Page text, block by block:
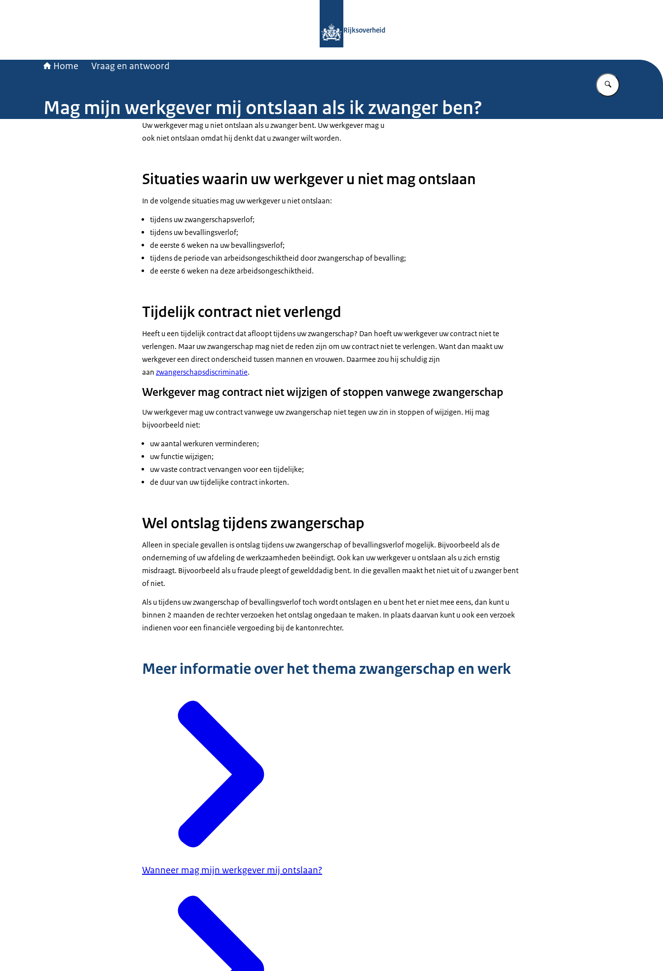
Rijksoverheid
Home Vraag en antwoord
Vul in wat u
Mag mijn werkgever mij ontslaan als ik zwanger ben?
Uw werkgever mag u niet ontslaan als u zwanger bent. Uw werkgever mag u
ook niet ontslaan omdat hij denkt dat u zwanger wilt worden.
Situaties waarin uw werkgever u niet mag ontslaan
In de volgende situaties mag uw werkgever u niet ontslaan:
tijdens uw zwangerschapsverlof;
tijdens uw bevallingsverlof;
de eerste 6 weken na uw bevallingsverlof;
tijdens de periode van arbeidsongeschiktheid door zwangerschap of bevalling;
de eerste 6 weken na deze arbeidsongeschiktheid.
Tijdelijk contract niet verlengd
Heeft u een tijdelijk contract dat afloopt tijdens uw zwangerschap? Dan hoeft uw werkgever uw contract niet te
verlengen. Maar uw zwangerschap mag niet de reden zijn om uw contract niet te verlengen. Want dan maakt uw
werkgever een direct onderscheid tussen mannen en vrouwen. Daarmee zou hij schuldig zijn
aan zwangerschapsdiscriminatie.
Werkgever mag contract niet wijzigen of stoppen vanwege zwangerschap
Uw werkgever mag uw contract vanwege uw zwangerschap niet tegen uw zin in stoppen of wijzigen. Hij mag
bijvoorbeeld niet:
uw aantal werkuren verminderen;
uw functie wijzigen;
uw vaste contract vervangen voor een tijdelijke;
de duur van uw tijdelijke contract inkorten.
Wel ontslag tijdens zwangerschap
Alleen in speciale gevallen is ontslag tijdens uw zwangerschap of bevallingsverlof mogelijk. Bijvoorbeeld als de
onderneming of uw afdeling de werkzaamheden beëindigt. Ook kan uw werkgever u ontslaan als u zich ernstig
misdraagt. Bijvoorbeeld als u fraude pleegt of gewelddadig bent. In die gevallen maakt het niet uit of u zwanger bent
of niet.
Als u tijdens uw zwangerschap of bevallingsverlof toch wordt ontslagen en u bent het er niet mee eens, dan kunt u
binnen 2 maanden de rechter verzoeken het ontslag ongedaan te maken. In plaats daarvan kunt u ook een verzoek
indienen voor een financiële vergoeding bij de kantonrechter.
Meer informatie over het thema zwangerschap en werk
Wanneer mag mijn werkgever mij ontslaan?